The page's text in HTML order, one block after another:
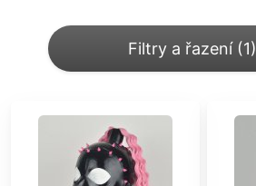
Filtry a řazení (1)